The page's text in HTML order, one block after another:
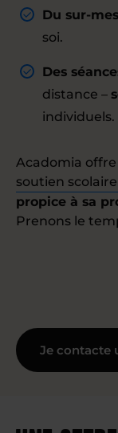
Du sur-
soi.
Des
distance –
individuels.
Acadomia
soutien
propice à sa
Prenons le
Je contacte